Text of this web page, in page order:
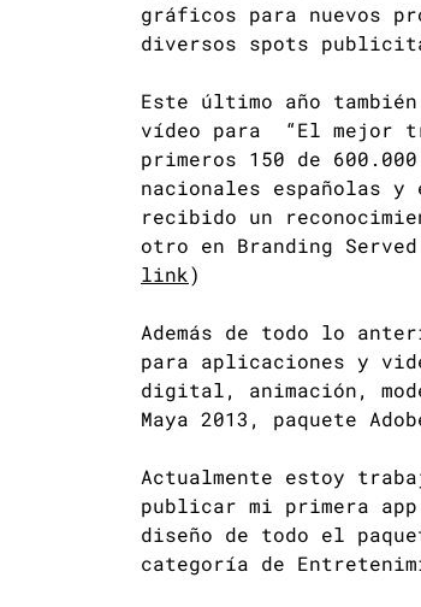
gráficos para nuevos
diversos spots
Este último año
vídeo para “El mejor
primeros 150 de
nacionales españolas
recibido un
otro en Branding
link)
Además de todo lo
para aplicaciones y
digital, animación,
Maya 2013, paquete
Actualmente estoy
publicar mi primera
diseño de todo el
categoría de